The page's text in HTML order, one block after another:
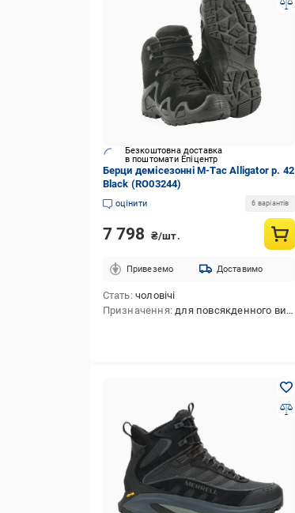
Безкоштовна доставка
в поштомати Епіцентр
Берци демісезонні M-Tac Alligator р. 42
Black (RO03244)
оцінити 6 варіантів
7 798 ₴/шт.
Привеземо Доставимо
Стать чоловічі
Призначення для повсякденного використання,для полювання,для тактичної стрільби,для туризму,для активного відпочинку